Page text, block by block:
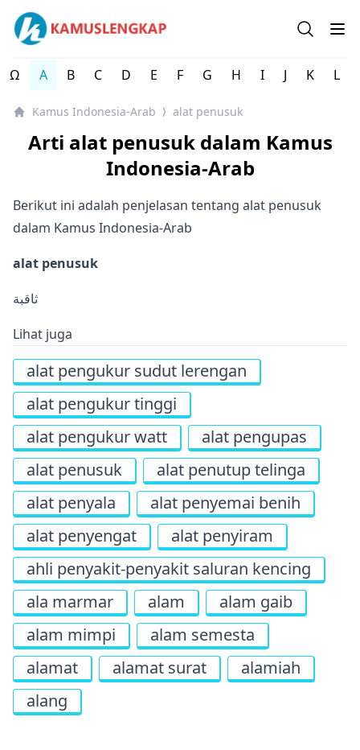
Kamus Lengkap Indonesia-Arab - Kamus Bahasa Arab
Open
Ω A B C D E F G H I J K L
Kamus Indonesia-Arab ⟩ alat penusuk
Arti alat penusuk dalam Kamus
Indonesia-Arab
Berikut ini adalah penjelasan tentang alat penusuk
dalam Kamus Indonesia-Arab
alat penusuk
ثاقبة
Lihat juga
alat pengukur sudut lerengan
alat pengukur tinggi
alat pengukur watt
alat pengupas
alat penusuk
alat penutup telinga
alat penyala
alat penyemai benih
alat penyengat
alat penyiram
ahli penyakit-penyakit saluran kencing
ala marmar
alam
alam gaib
alam mimpi
alam semesta
alamat
alamat surat
alamiah
alang